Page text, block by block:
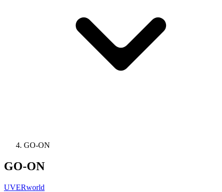
GO-ON
GO-ON
UVERworld